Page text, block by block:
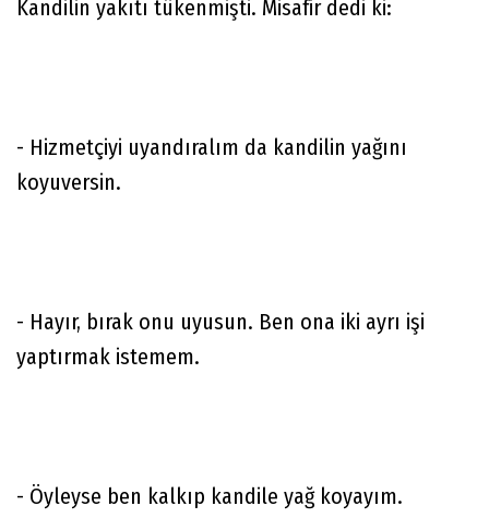
Kandilin yakıtı tükenmişti. Misafir dedi ki:
- Hizmetçiyi uyandıralım da kandilin yağını
koyuversin.
- Hayır, bırak onu uyusun. Ben ona iki ayrı işi
yaptırmak istemem.
- Öyleyse ben kalkıp kandile yağ koyayım.